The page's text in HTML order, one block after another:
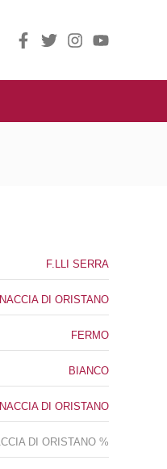
F.LLI SERRA
DI ORISTANO
FERMO
BIANCO
DI ORISTANO
DI ORISTANO %